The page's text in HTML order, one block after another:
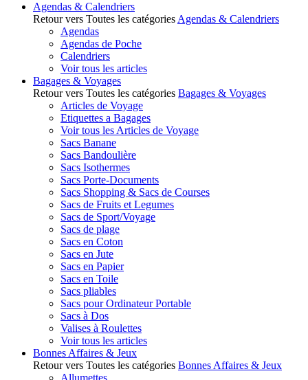
Agendas & Calendriers
Retour vers Toutes les catégories Agendas & Calendriers
Agendas
Agendas de Poche
Calendriers
Voir tous les articles
Bagages & Voyages
Retour vers Toutes les catégories Bagages & Voyages
Articles de Voyage
Etiquettes a Bagages
Voir tous les Articles de Voyage
Sacs Banane
Sacs Bandoulière
Sacs Isothermes
Sacs Porte-Documents
Sacs Shopping & Sacs de Courses
Sacs de Fruits et Legumes
Sacs de Sport/Voyage
Sacs de plage
Sacs en Coton
Sacs en Jute
Sacs en Papier
Sacs en Toile
Sacs pliables
Sacs pour Ordinateur Portable
Sacs à Dos
Valises à Roulettes
Voir tous les articles
Bonnes Affaires & Jeux
Retour vers Toutes les catégories Bonnes Affaires & Jeux
Allumettes